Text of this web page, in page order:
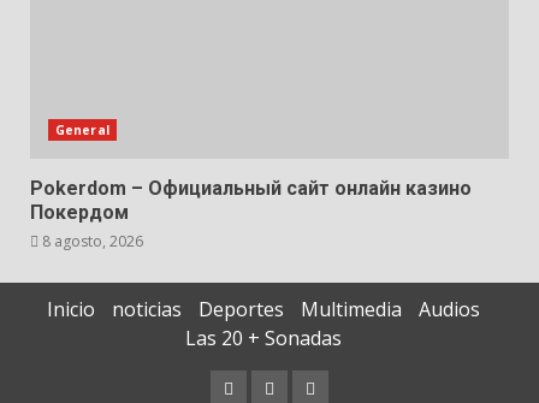
General
Pokerdom – Официальный сайт онлайн казино
Покердом
8 agosto, 2026
Inicio noticias Deportes Multimedia
Audios
Las 20 + Sonadas
Contáctenos
Documentos
Quiénes